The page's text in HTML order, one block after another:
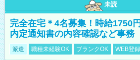
未読
完全在宅＊4名募集！時給1750
内定通知書の内容確認など事務
派遣 職種未経験OK ブランクOK WEB登